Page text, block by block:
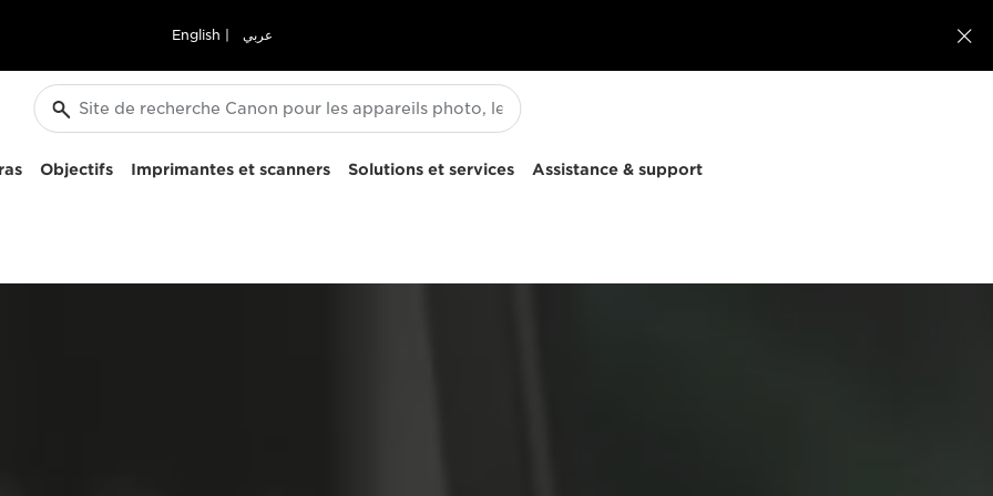
English عربي 
Objectifs Imprimantes et scanners Solutions et services Assistance & support